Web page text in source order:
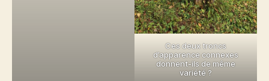
Ces deux troncs
d’apparence connexes
donnent-ils de même
variété ?